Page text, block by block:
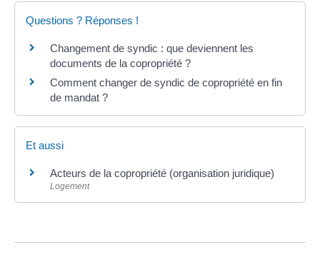
Questions ? Réponses !
Changement de syndic : que deviennent les
documents de la copropriété ?
Comment changer de syndic de copropriété en fin
de mandat ?
Et aussi
Acteurs de la copropriété (organisation juridique)
Logement